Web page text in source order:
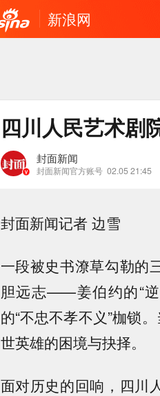
新浪网
四川人民艺术剧
封面新闻
封面新闻官方账号 02.05 21:45
封面新闻记者 边雪
一段被史书潦草勾勒的
胆远志——姜伯约的“
的“不忠不孝不义”枷锁
世英雄的困境与抉择。
面对历史的回响，四川